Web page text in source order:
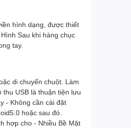
hình dạng, được thiết
Sau khi hàng chục
tay.
di chuyển chuột. Làm
USB là thuận tiện lưu
- Không cần cài đặt
hoặc sau đó.
hợp cho - Nhiều Bề Mặt